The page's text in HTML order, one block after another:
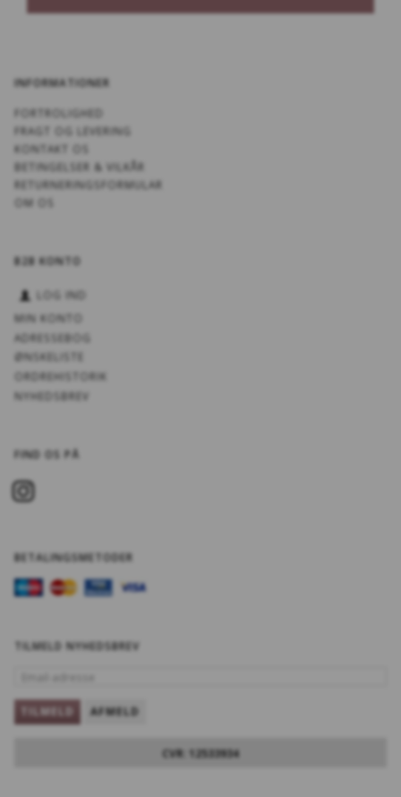
INFORMATIONER
FORTROLIGHED
FRAGT OG LEVERING
KONTAKT OS
BETINGELSER & VILKÅR
RETURNERINGSFORMULAR
OM OS
B2B KONTO
LOG IND
MIN KONTO
ADRESSEBOG
ØNSKELISTE
ORDREHISTORIK
NYHEDSBREV
FIND OS PÅ
BETALINGSMETODER
TILMELD NYHEDSBREV
TILMELD AFMELD
CVR: 12533934